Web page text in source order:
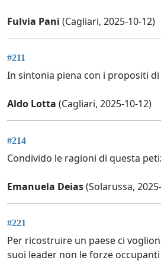
Fulvia Pani (Cagliari, 2025-10-12)
#211
In sintonia piena con i propositi
Aldo Lotta (Cagliari, 2025-10-12)
#214
Condivido le ragioni di questa
Emanuela Deias(Solarussa,
#221
Per ricostruire un paese ci
suoi leader non le forze occupanti